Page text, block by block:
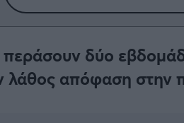
δύο
απόφαση στην